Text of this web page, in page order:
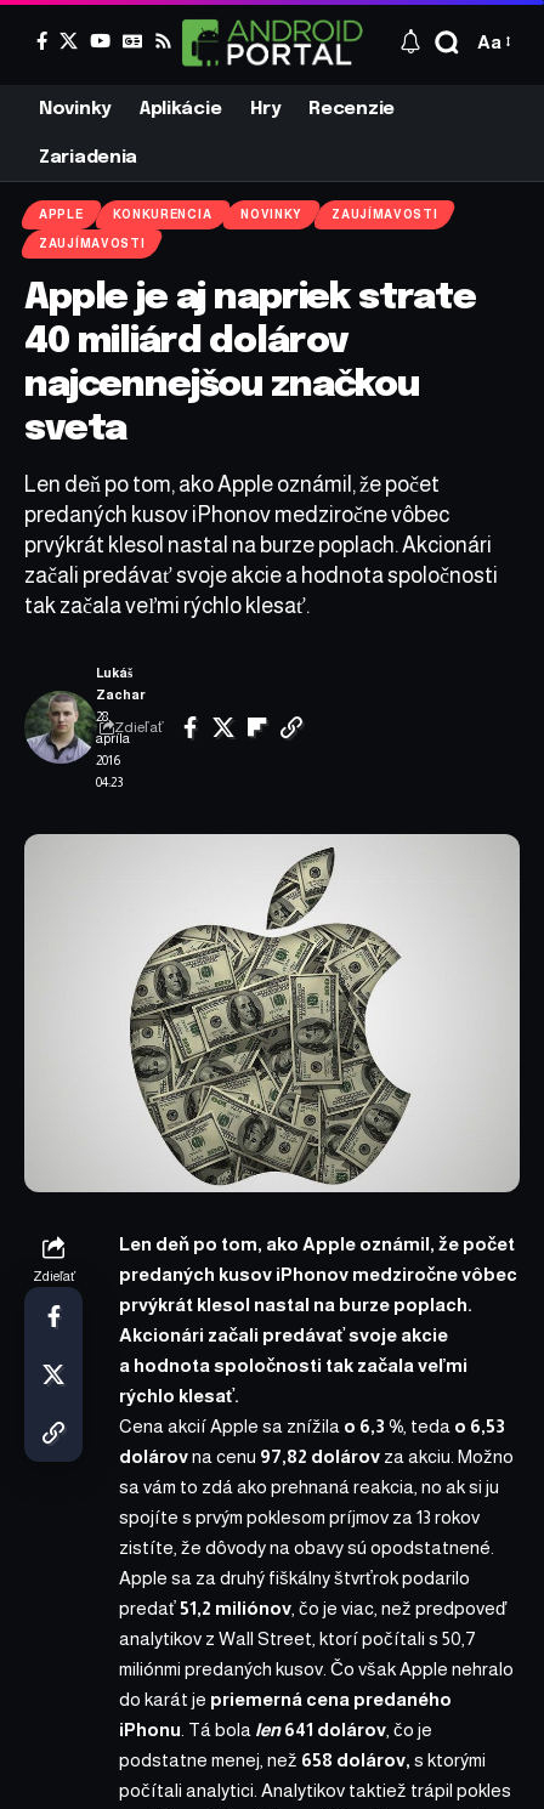
Aa
Novinky Aplikácie Hry Recenzie
Zariadenia
APPLE KONKURENCIA NOVINKY ZAUJÍMAVOSTI
ZAUJÍMAVOSTI
Apple je aj napriek strate
40 miliárd dolárov
najcennejšou značkou
sveta
Len deň po tom, ako Apple oznámil, že počet
predaných kusov iPhonov medziročne vôbec
prvýkrát klesol nastal na burze poplach. Akcionári
začali predávať svoje akcie a hodnota spoločnosti
tak začala veľmi rýchlo klesať.
28.
apríla
2016
04:23
Lukáš
Zachar
Zdieľať
Zdieľať
Len deň po tom, ako Apple oznámil, že počet
predaných kusov iPhonov medziročne vôbec
prvýkrát klesol nastal na burze poplach.
Akcionári začali predávať svoje akcie
a hodnota spoločnosti tak začala veľmi
rýchlo klesať.
Cena akcií Apple sa znížila o 6,3 % , teda o 6,53
dolárovna cenu 97,82 dolárov za akciu. Možno
sa vám to zdá ako prehnaná reakcia, no ak si ju
spojíte s prvým poklesom príjmov za 13 rokov
zistíte, že dôvody na obavy sú opodstatnené.
Apple sa za druhý fiškálny štvrťrok podarilo
predať51,2 miliónov , čo je viac, než predpoveď
analytikov z Wall Street, ktorí počítali s 50,7
miliónmi predaných kusov. Čo však Apple nehralo
do karát je priemerná cena predaného
iPhonu . Tá bola len641 dolárov , čo je
podstatne menej, než 658 dolárov, s ktorými
počítali analytici. Analytikov taktiež trápil pokles